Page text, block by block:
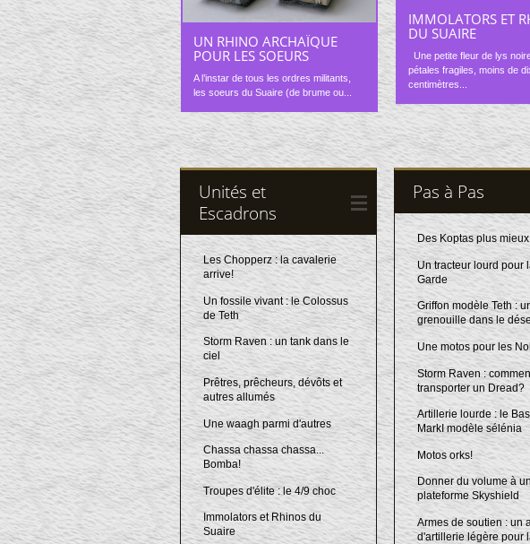
IMMOLATORS ET
DU SUAIRE
Une petite fleur de lys
pétales fragiles, moins de
centimètres...
UN RHINO ARCHAÏQUE
POUR LES SOEURS
A l’instar de tous les ordres militants,
les soeurs du Suaire (de brume ou...
Unités et
Escadrons
Les Chopperz : la cavalerie
arrive!
Un fossile vivant : le Colossus
de Teth
Storm Raven : un tank dans le
ciel
Prêtres, prêcheurs, dévôts et
autres allumés
Une waagh parmi d'autres
Chassa chassa chassa...
Bomba!
Troupes d'élite : le 4/9 choc
Immolators et Rhinos du
Suaire
Pas à Pas
Des Koptas plus mieux
Un tracteur lourd pour
Garde
Griffon modèle Teth :
grenouille dans le
Une motos pour les
Storm Raven :
transporter un Dread?
Artillerie lourde : le
MarkI modèle sélénia
Motos orks!
Donner du volume à
plateforme Skyshield
Armes de soutien : un
d'artillerie légère pour